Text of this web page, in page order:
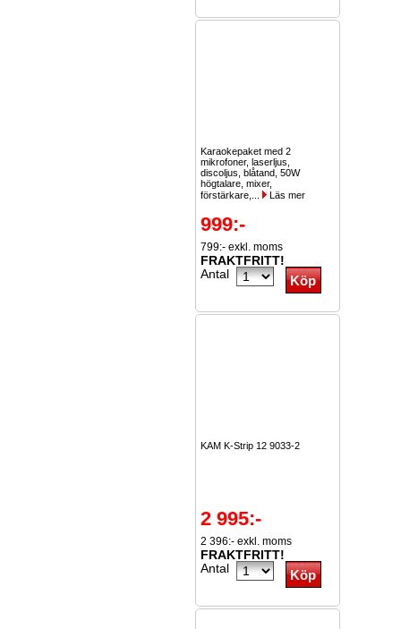
Karaokepaket med 2
mikrofoner, laserljus,
discoljus, blåtand, 50W
högtalare, mixer,
förstärkare,...
Läs mer
999:-
799:- exkl. moms
FRAKTFRITT!
Antal
KAM K-Strip 12 9033-2
2 995:-
2 396:- exkl. moms
FRAKTFRITT!
Antal